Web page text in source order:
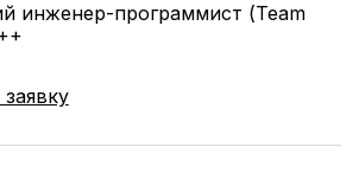
инженер-программист (Team